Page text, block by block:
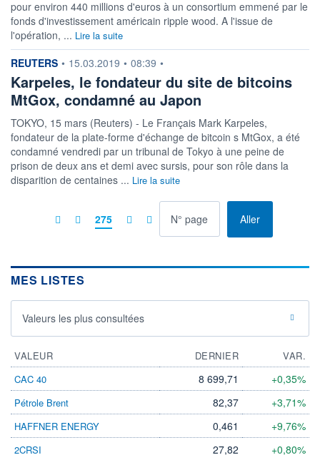
pour environ 440 millions d'euros à un consortium emmené par le
fonds d'investissement américain ripple wood. A l'issue de
l'opération, ... Lire la suite
information fournie par
REUTERS • 15.03.2019 • 08:39 •
Karpeles, le fondateur du site de bitcoins
MtGox, condamné au Japon
TOKYO, 15 mars (Reuters) - Le Français Mark Karpeles,
fondateur de la plate-forme d'échange de bitcoin s MtGox, a été
condamné vendredi par un tribunal de Tokyo à une peine de
prison de deux ans et demi avec sursis, pour son rôle dans la
disparition de centaines ... Lire la suite
275 Allerà la page
MES LISTES
Valeurs les plus consultées
VALEUR DERNIER
VAR.
CAC 40
8 699,71 +0,35%
Pétrole Brent 82,37 +3,71%
HAFFNER ENERGY 0,461 +9,76%
2CRSI 27,82 +0,80%